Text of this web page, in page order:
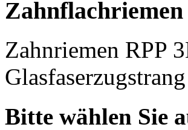
Zahnflachriemen
Zahnriemen RPP
Glasfaserzugstrang
Bitte wählen Sie